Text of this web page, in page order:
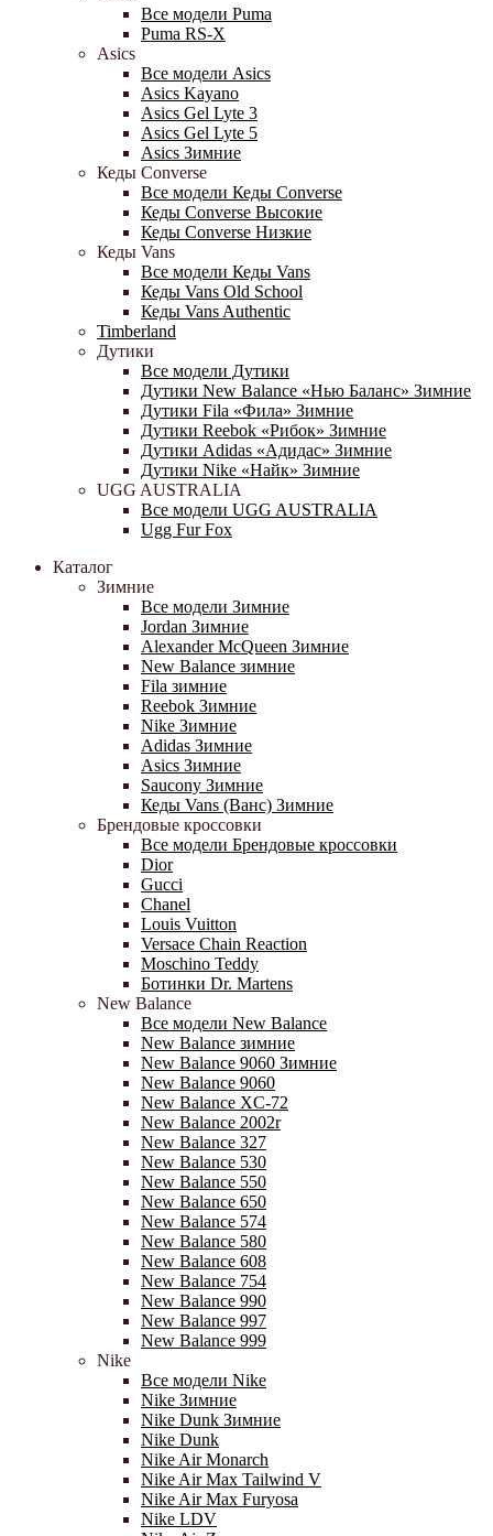
Все модели Puma
Puma RS-X
Asics
Все модели Asics
Asics Kayano
Asics Gel Lyte 3
Asics Gel Lyte 5
Asics Зимние
Кеды Converse
Все модели Кеды Converse
Кеды Converse Высокие
Кеды Converse Низкие
Кеды Vans
Все модели Кеды Vans
Кеды Vans Old School
Кеды Vans Authentic
Timberland
Дутики
Все модели Дутики
Дутики New Balance «Нью Баланс» Зимние
Дутики Fila «Фила» Зимние
Дутики Reebok «Рибок» Зимние
Дутики Adidas «Адидас» Зимние
Дутики Nike «Найк» Зимние
UGG AUSTRALIA
Все модели UGG AUSTRALIA
Ugg Fur Fox
Каталог
Зимние
Все модели Зимние
Jordan Зимние
Alexander McQueen Зимние
New Balance зимние
Fila зимние
Reebok Зимние
Nike Зимние
Adidas Зимние
Asics Зимние
Saucony Зимние
Кеды Vans (Ванс) Зимние
Брендовые кроссовки
Все модели Брендовые кроссовки
Dior
Gucci
Chanel
Louis Vuitton
Versace Chain Reaction
Moschino Teddy
Ботинки Dr. Martens
New Balance
Все модели New Balance
New Balance зимние
New Balance 9060 Зимние
New Balance 9060
New Balance XC-72
New Balance 2002r
New Balance 327
New Balance 530
New Balance 550
New Balance 650
New Balance 574
New Balance 580
New Balance 608
New Balance 754
New Balance 990
New Balance 997
New Balance 999
Nike
Все модели Nike
Nike Зимние
Nike Dunk Зимние
Nike Dunk
Nike Air Monarch
Nike Air Max Tailwind V
Nike Air Max Furyosa
Nike LDV